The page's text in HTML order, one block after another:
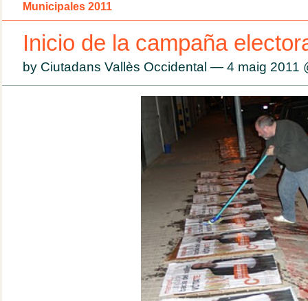
Municipales 2011
Inicio de la campaña
by Ciutadans Vallès Occidental — 4 maig 2011